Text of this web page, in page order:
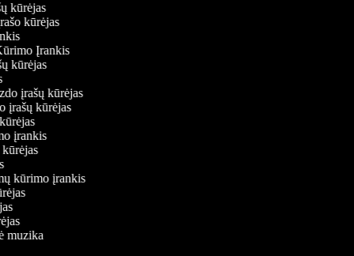
kūrėjas
kūrėjas
Įrankis
kūrėjas
įrašų kūrėjas
įrašų kūrėjas
įrankis
kūrėjas
kūrimo įrankis
muzika